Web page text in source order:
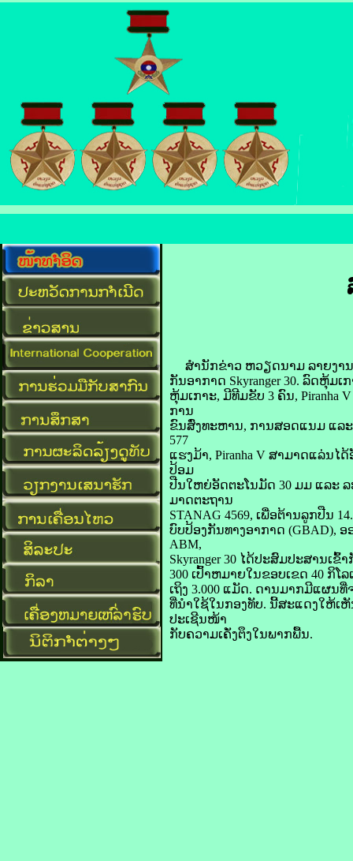
ສໍານັກຂ່າວ ຫວຽດນາມ ລາຍງານ
ກັນອາກາດ Skyranger 30. ລົດຫຸ້ມ
ຫຸ້ມເກາະ,​ ມີທີມຂັບ 3 ຄົນ,
ການ​
ຂົນ​ສົ່ງ​ທະ​ຫານ​, ການ​ສອດ​ແນມ​ ແລະ​
577
ແຮງມ້າ, Piranha V ສາມາດແລ່ນໄ
ປ້ອມ
ປືນໃຫຍ່ອັດຕະໂນມັດ 30 ມມ ແລະ
ມາດຕະຖານ
STANAG 4569, ເພື່ອຕ້ານລູກປືນ
ບົບປ້ອງກັນທາງອາກາດ (GBAD),
ABM,
Skyranger 30 ໄດ້ປະສົມປະສານເ
300 ເປົ້າຫມາຍໃນຂອບເຂດ 40 ກິໂ
ເຖິງ 3.000 ແມັດ. ດານມາກມີແຜນທີ່
ທີ່ນຳໃຊ້ໃນກອງທັບ. ນີ້​ສະ​ແດງ​ໃຫ້​ເ
ປະ​ເຊີນ​ໜ້າ
​ກັບ​ຄວາມ​ເຄັ່ງ​ຕຶງ​ໃນ​ພາກ​ພື້ນ.